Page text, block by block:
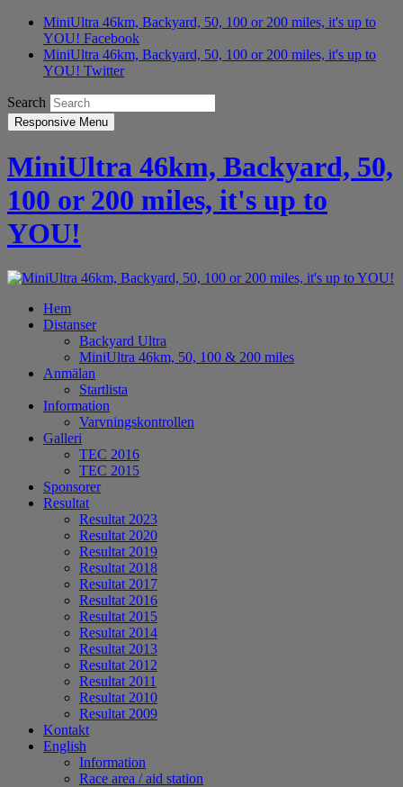
MiniUltra 46km, Backyard, 50, 100 or 200 miles, it's up to
YOU! Facebook
MiniUltra 46km, Backyard, 50, 100 or 200 miles, it's up to
YOU! Twitter
Search
Responsive Menu
MiniUltra 46km, Backyard, 50,
100 or 200 miles, it's up to
YOU!
Hem
Distanser
Backyard Ultra
MiniUltra 46km, 50, 100 & 200 miles
Anmälan
Startlista
Information
Varvningskontrollen
Galleri
TEC 2016
TEC 2015
Sponsorer
Resultat
Resultat 2023
Resultat 2020
Resultat 2019
Resultat 2018
Resultat 2017
Resultat 2016
Resultat 2015
Resultat 2014
Resultat 2013
Resultat 2012
Resultat 2011
Resultat 2010
Resultat 2009
Kontakt
English
Information
Race area / aid station